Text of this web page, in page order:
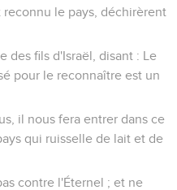
le pays, déchirèrent
des fils d'Israël, disant : Le
pour le reconnaître est un
il nous fera entrer dans ce
qui ruisselle de lait et de
contre l'Éternel ; et ne